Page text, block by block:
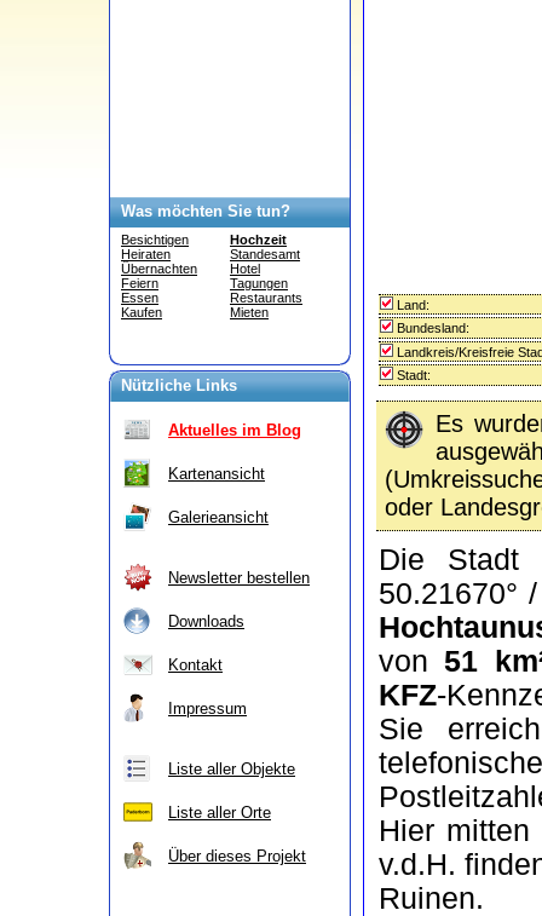
Was möchten Sie tun?
Besichtigen
Heiraten
Übernachten
Feiern
Essen
Kaufen
Hochzeit
Standesamt
Hotel
Tagungen
Restaurants
Mieten
Nützliche Links
Aktuelles im Blog
Kartenansicht
Galerieansicht
Newsletter bestellen
Downloads
Kontakt
Impressum
Liste aller Objekte
Liste aller Orte
Über dieses Projekt
Land:
Bundesland:
Landkreis/Kreisfreie
Stadt:
Es
oder
Die Stadt
50.21670°
von51
KFZ-
Sie
Hier
v.d.H.
Ruinen.